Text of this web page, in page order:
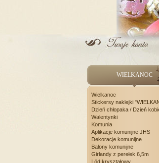
WIELKANOC
Wielkanoc
Stickersy naklejki
Dzień chłopaka / Dzień
Walentynki
Komunia
Aplikacje komunijne JHS
Dekoracje komunijne
Balony komunijne
Girlandy z perełek 6,5m
Lód kryształowy